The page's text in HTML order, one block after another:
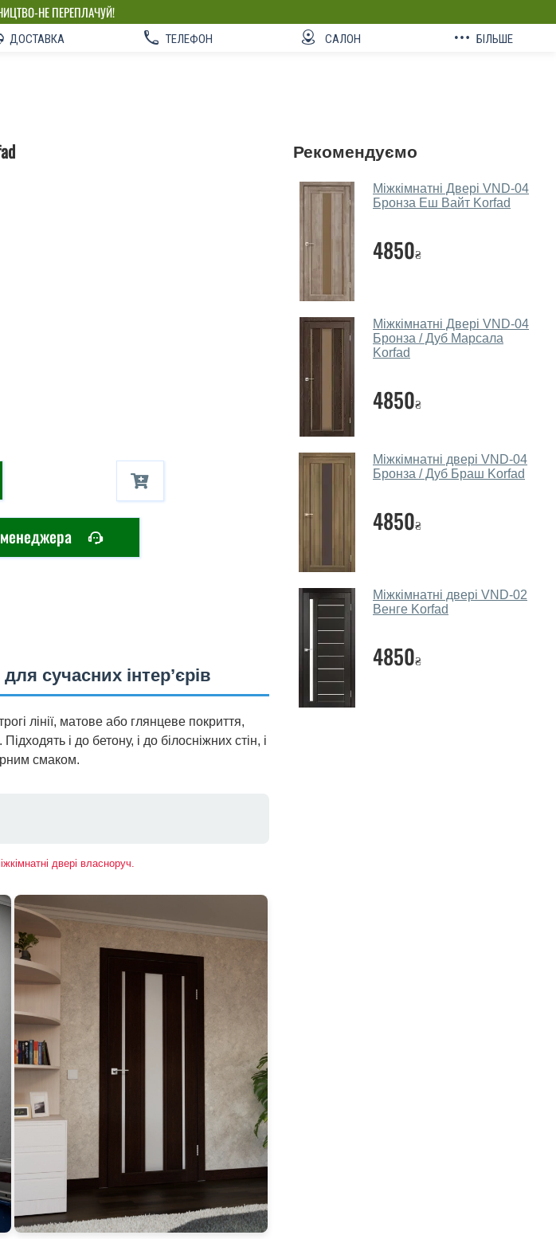
НЕ ПЕРЕПЛАЧУЙ!
ДОСТАВКА ТЕЛЕФОН САЛОН БІЛЬШЕ
сучасних інтер’єрів
лінії, матове або глянцеве покриття,
і до бетону, і до білосніжних стін, і
смаком.
двері власноруч.
Рекомендуємо
Міжкімнатні Двері VND-04
Бронза Еш Вайт Korfad
4850₴
Міжкімнатні Двері VND-04
Бронза / Дуб Марсала
Korfad
4850₴
Міжкімнатні двері VND-04
Бронза / Дуб Браш Korfad
4850₴
Міжкімнатні двері VND-02
Венге Korfad
4850₴